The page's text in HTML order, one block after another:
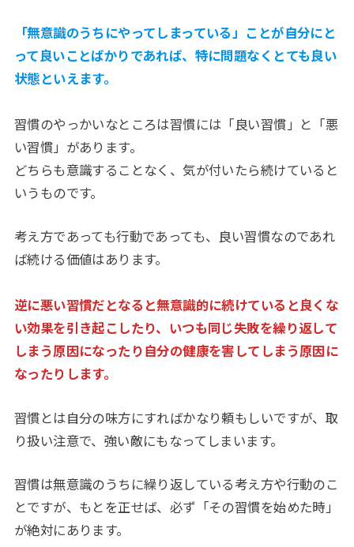
「無意識のうちにやってしまっている」ことが自分にと
って良いことばかりであれば、特に問題なくとても良い
状態といえます。
習慣のやっかいなところは習慣には「良い習慣」と「悪
い習慣」があります。
どちらも意識することなく、気が付いたら続けていると
いうものです。
考え方であっても行動であっても、良い習慣なのであれ
ば続ける価値はあります。
逆に悪い習慣だとなると無意識的に続けていると良くな
い効果を引き起こしたり、いつも同じ失敗を繰り返して
しまう原因になったり自分の健康を害してしまう原因に
なったりします。
習慣とは自分の味方にすればかなり頼もしいですが、取
り扱い注意で、強い敵にもなってしまいます。
習慣は無意識のうちに繰り返している考え方や行動のこ
とですが、もとを正せば、必ず「その習慣を始めた時」
が絶対にあります。